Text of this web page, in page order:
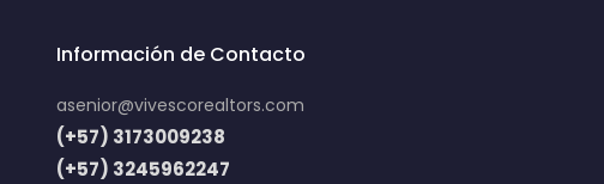
Información de Contacto
asenior@vivescorealtors.com
(+57) 3173009238
(+57) 3245962247